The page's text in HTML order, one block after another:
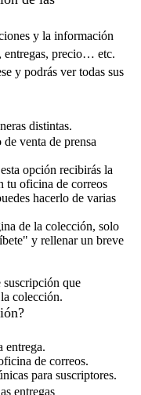
y la información
entregas, precio… etc.
y podrás ver todas sus
distintas.
venta de prensa
opción recibirás la
tu oficina de correos
hacerlo de varias
de la colección, solo
y rellenar un breve
que
colección.
entrega.
de correos.
para suscriptores.
entregas